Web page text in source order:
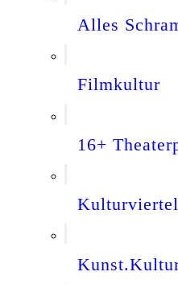
Alles
Filmkultur
16+